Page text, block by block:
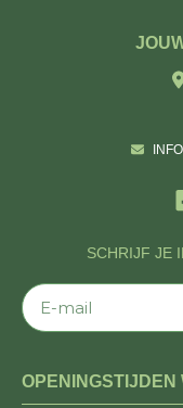
SCHRIJF JE
E-mail
OPENINGSTIJDEN